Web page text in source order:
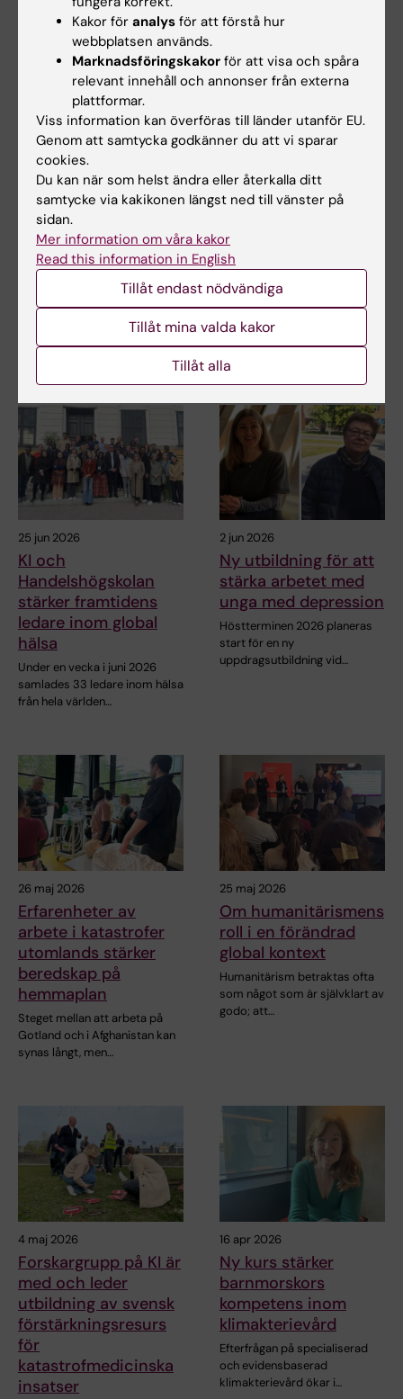
Uppdaterad av:
Anne Hammarskjöld 2026-05-13
Dela
Mer om det här ämnet
Svensk personlighetspsykiatrisk kongress 2026
International Conference on Good Psychiatric
Management for Personality Disorde…
Relaterade artiklar
25 jun 2026
KI och
Handelshögskolan
stärker framtidens
ledare inom global
hälsa
Under en vecka i juni 2026
samlades 33 ledare inom hälsa
från hela världen…
2 jun 2026
Ny utbildning för att
stärka arbetet med
unga med depression
Höstterminen 2026 planeras
start för en ny
uppdragsutbildning vid…
26 maj 2026
Erfarenheter av
arbete i katastrofer
utomlands stärker
beredskap på
hemmaplan
Steget mellan att arbeta på
Gotland och i Afghanistan kan
synas långt, men…
25 maj 2026
Om humanitärismens
roll i en förändrad
global kontext
Humanitärism betraktas ofta
som något som är självklart av
godo; att…
4 maj 2026
Forskargrupp på KI är
med och leder
utbildning av svensk
förstärkningsresurs
för
katastrofmedicinska
insatser
16 apr 2026
Ny kurs stärker
barnmorskors
kompetens inom
klimakterievård
Efterfrågan på specialiserad
och evidensbaserad
klimakterievård ökar i…
Kakor för analys för att förstå hur
webbplatsen används.
Marknadsföringskakor för att visa och spåra
relevant innehåll och annonser från externa
plattformar.
Viss information kan överföras till länder utanför EU.
Genom att samtycka godkänner du att vi sparar
cookies.
Du kan när som helst ändra eller återkalla ditt
samtycke via kakikonen längst ned till vänster på
sidan.
Mer information om våra kakor
Read this information in English
Tillåt endast nödvändiga
Tillåt mina valda kakor
Tillåt alla